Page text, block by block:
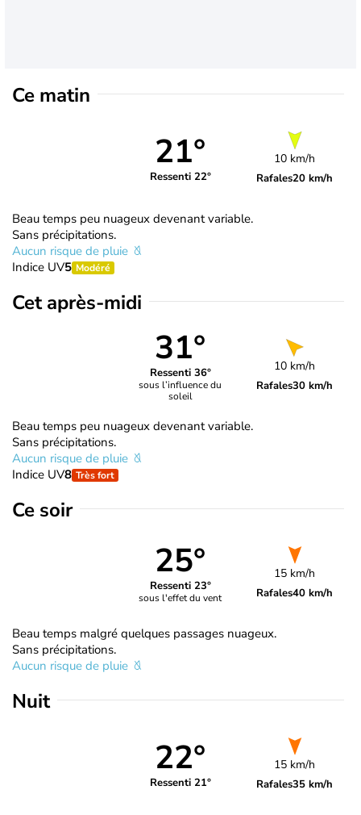
Ce matin
21°
Ressenti 22°
10 km/h
Rafales20 km/h
Beau temps peu nuageux devenant variable.
Sans précipitations.
Aucun risque de pluie
Indice UV5 Modéré
Cet après-midi
31°
Ressenti 36°
sous l’influence du
soleil
10 km/h
Rafales30 km/h
Beau temps peu nuageux devenant variable.
Sans précipitations.
Aucun risque de pluie
Indice UV8 Très fort
Ce soir
25°
Ressenti 23°
sous l'effet du vent
15 km/h
Rafales40 km/h
Beau temps malgré quelques passages nuageux.
Sans précipitations.
Aucun risque de pluie
Nuit
22°
Ressenti 21°
15 km/h
Rafales35 km/h